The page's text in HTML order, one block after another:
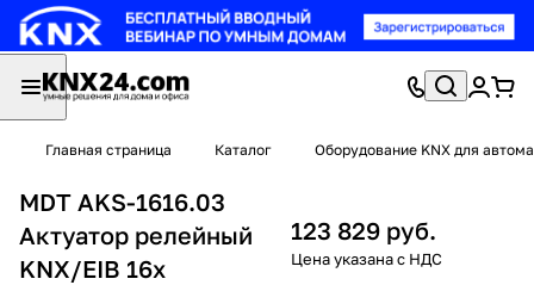
Главная страница Каталог Оборудование KNX для
MDT AKS-1616.03
Актуатор релейный
KNX/EIB 16x
123 829 руб.